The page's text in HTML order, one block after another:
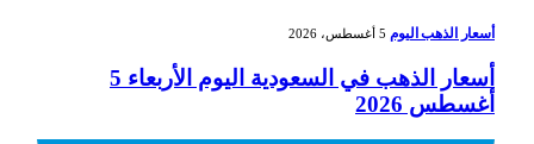
أسعار الذهب اليوم 5 أغسطس، 2026
أسعار الذهب في السعودية اليوم الأربعاء 5
أغسطس 2026